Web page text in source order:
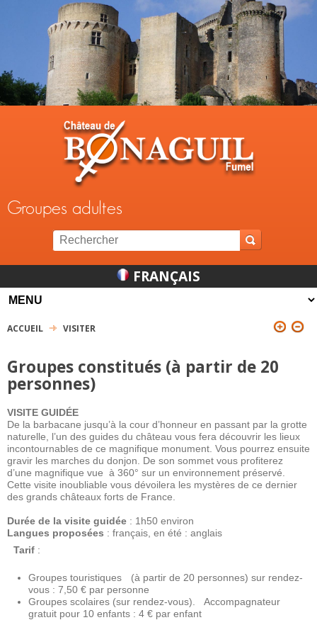
Jump to navigation
Groupes adultes
FRANÇAIS
ACCUEIL VISITER
Groupes constitués (à partir de 20
personnes)
VISITE GUIDÉE
De la barbacane jusqu’à la cour d’honneur en passant par la grotte
naturelle, l’un des guides du château vous fera découvrir les lieux
incontournables de ce magnifique monument. Vous pourrez ensuite
gravir les marches du donjon. De son sommet vous profiterez
d’une magnifique vue à 360° sur un environnement préservé.
Cette visite inoubliable vous dévoilera les mystères de ce dernier
des grands châteaux forts de France.
Durée de la visite guidée : 1h50 environ
Langues proposées : français, en été : anglais
Tarif :
Groupes touristiques (à partir de 20 personnes) sur rendez-
vous : 7,50 € par personne
Groupes scolaires (sur rendez-vous). Accompagnateur
gratuit pour 10 enfants : 4 € par enfant